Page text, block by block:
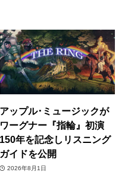
アップル･ミュージックが
ワーグナー『指輪』初演
150年を記念しリスニング
ガイドを公開
2026年8月1日